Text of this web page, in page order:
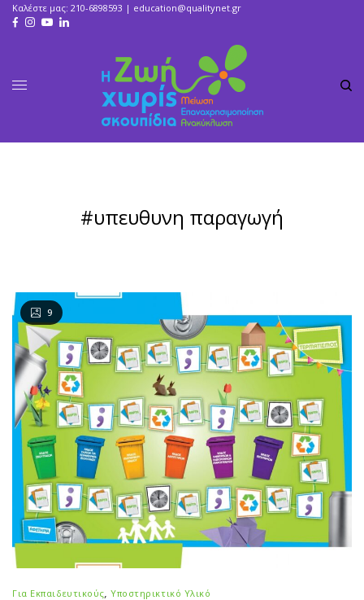
Καλέστε μας: 210-6898593 | education@qualitynet.gr
#υπευθυνη παραγωγή
9
Για Εκπαιδευτικούς ,Υποστηρικτικό Υλικό